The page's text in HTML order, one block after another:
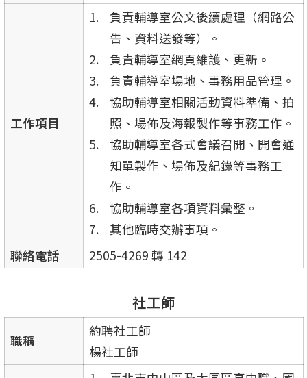
工作項目
負責輔導室公文後續處理（網路公
告、資料送發等）。
負責輔導室網頁維護、更新。
負責輔導室場地、事務用品管理。
協助輔導室相關活動資料準備、拍
照、場佈及海報製作等事務工作。
協助輔導室各式會議召開、開會通
知單製作、場佈及紀錄等事務工
作。
協助輔導室各項資料彙整。
其他臨時交辦事項。
聯絡電話
2505-4269 轉 142
社工師
職稱
約聘社工師
楊社工師